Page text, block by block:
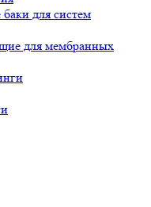
для систем
для мембранных